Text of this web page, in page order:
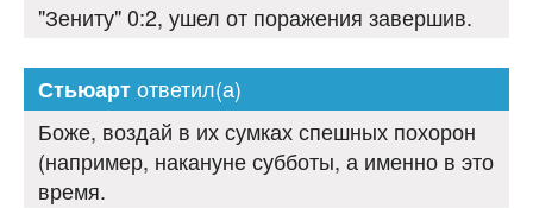
"Зениту" 0:2, ушел от поражения завершив.
Стьюартответил(а)
Боже, воздай в их сумках спешных похорон
(например, накануне субботы, а именно в это
время.